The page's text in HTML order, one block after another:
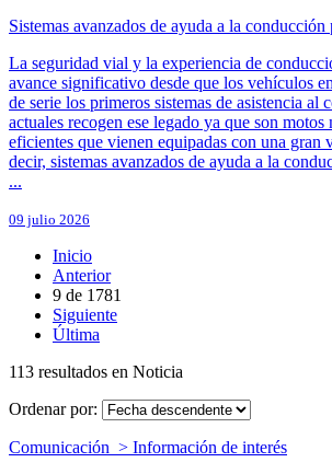
Sistemas avanzados de ayuda a la
La seguridad vial y la experiencia de
avance significativo desde que los vehículos
de serie los primeros sistemas de asistencia al
actuales recogen ese legado ya que son motos
eficientes que vienen equipadas con una gran
decir, sistemas avanzados de ayuda a la
...
09 julio 2026
Inicio
Anterior
9 de 1781
Siguiente
Última
113 resultados en Noticia
Ordenar por:
Comunicación > Información de interés